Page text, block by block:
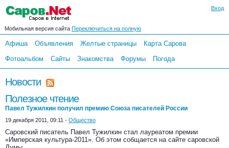
Вход
Мобильная версия сайта Переключиться на полную
Афиша Объявления Желтые страницы
Карта Сарова
Фотоальбом
Сайты Знакомства Форумы Погода
Новости
Полезное чтение
Павел Тужилкин получил премию Союза писателей России
19 декабря 2011, 09:11 - Общество
Саровский писатель Павел Тужилкин стал лауреатом премии
«Имперская культура-2011». Об этом собщается на сайте саровской